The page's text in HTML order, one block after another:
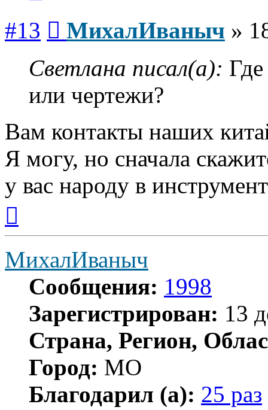
#13 МихалИваныч »
Светлана писал(а):
или чертежи?
Вам контакты наших
Я могу, но сначала
у вас народу в
началу
МихалИваныч
Сообщения: 1998
Зарегистрирован: 13
Страна, Регион,
Город: МО
Благодарил (а): 25 раз